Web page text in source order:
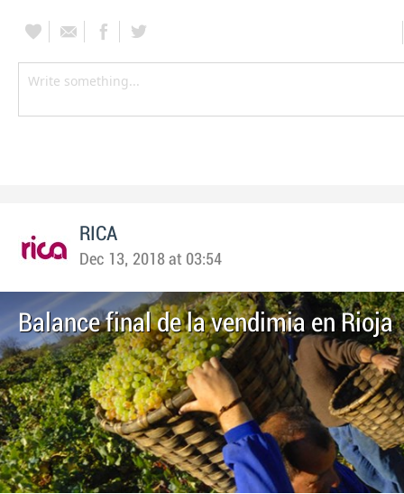
RICA
Dec 13, 2018 at 03:54
Balance final de la vendimia en Rioja